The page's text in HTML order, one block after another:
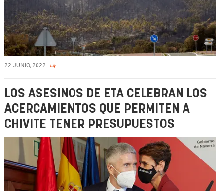
22 JUNIO, 2022
LOS ASESINOS DE ETA CELEBRAN LOS
ACERCAMIENTOS QUE PERMITEN A
CHIVITE TENER PRESUPUESTOS